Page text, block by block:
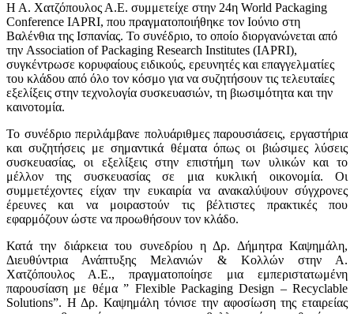
Η Α. Χατζόπουλος Α.Ε. συμμετείχε στην 24η World Packaging
Conference IAPRI, που πραγματοποιήθηκε τον Ιούνιο στη
Βαλένθια της Ισπανίας. Το συνέδριο, το οποίο διοργανώνεται από
την Association of Packaging Research Institutes (IAPRI),
συγκέντρωσε κορυφαίους ειδικούς, ερευνητές και επαγγελματίες
του κλάδου από όλο τον κόσμο για να συζητήσουν τις τελευταίες
εξελίξεις στην τεχνολογία συσκευασιών, τη βιωσιμότητα και την
καινοτομία.
Το συνέδριο περιλάμβανε πολυάριθμες παρουσιάσεις, εργαστήρια
και συζητήσεις με σημαντικά θέματα όπως οι βιώσιμες λύσεις
συσκευασίας, οι εξελίξεις στην επιστήμη των υλικών και το
μέλλον της συσκευασίας σε μια κυκλική οικονομία. Οι
συμμετέχοντες είχαν την ευκαιρία να ανακαλύψουν σύγχρονες
έρευνες και να μοιραστούν τις βέλτιστες πρακτικές που
εφαρμόζουν ώστε να προωθήσουν τον κλάδο.
Κατά την διάρκεια του συνεδρίου η Δρ. Δήμητρα Καψημάλη,
Διευθύντρια Ανάπτυξης Μελανιών & Κολλών στην Α.
Χατζόπουλος Α.Ε., πραγματοποίησε μια εμπεριστατωμένη
παρουσίαση με θέμα ” Flexible Packaging Design – Recyclable
Solutions”. Η Δρ. Καψημάλη τόνισε την αφοσίωση της εταιρείας